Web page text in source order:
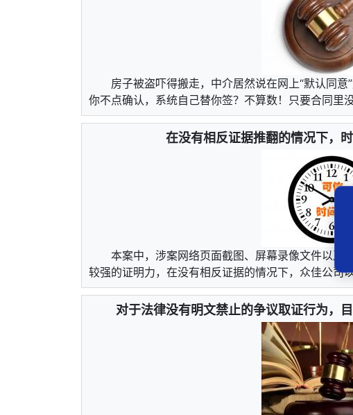
房子被盗吓得搬走，中介居然说在网上“默认同意
你不点确认，系统自己替你签？不算数！只要合同里
在没有相反证据推翻的情况下，
本案中，涉案网络页面截图、屏幕录像文件以及
较强的证明力，在没有相反证据的情况下，众佳公司
对于法律没有明文禁止的争议取证行为，